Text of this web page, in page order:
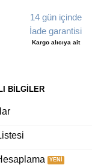
14 gün içinde
İade garantisi
Kargo alıcıya ait
BILGILER